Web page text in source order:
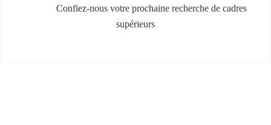
Confiez-nous votre prochaine recherche de cadres
supérieurs